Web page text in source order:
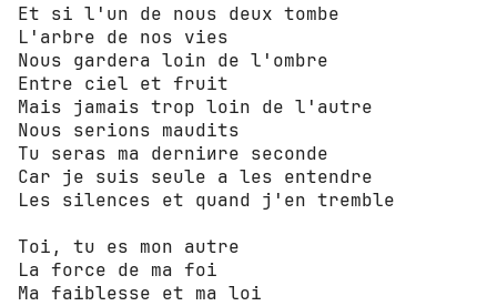
Et si l'un de nous deux tombe
L'arbre de nos vies
Nous gardera loin de l'ombre
Entre ciel et fruit
Mais jamais trop loin de l'autre
Nous serions maudits
Tu seras ma dеrniиrе seconde
Car je suis seule а les entendre
Les silences et quand j'en tremble
Toi, tu es mon autre
La force de ma foi
Ma faiblesse et ma loi